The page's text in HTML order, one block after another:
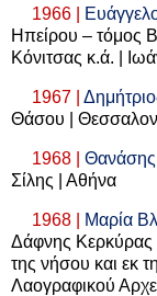
1966 |
Ηπείρου – τόμος
Κόνιτσας κ.ά. |
1967 |
Θάσου |
1968 |
Σίλης | Αθήνα
1968 | Μαρία
Δάφνης Κερκύρας
της νήσου και εκ
Λαογραφικού